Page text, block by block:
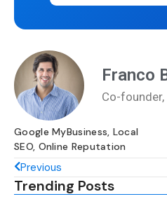
Franco
Co-founder,
Google MyBusiness, Local
SEO, Online Reputation
Previous
Trending Posts